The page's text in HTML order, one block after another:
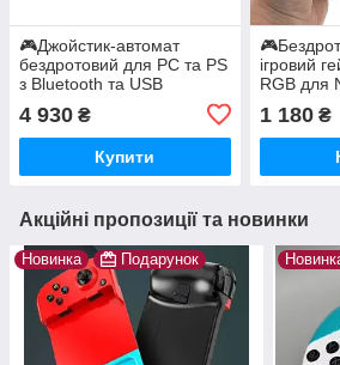
🎮Джойстик-автомат
бездротовий для PC та PS
з Bluetooth та USB
підключенням XGUN-X1
4 930 ₴
Купити
ігровий
RGB для
1 180₴
Акційні пропозиції та новинки
Новинка Подарунок